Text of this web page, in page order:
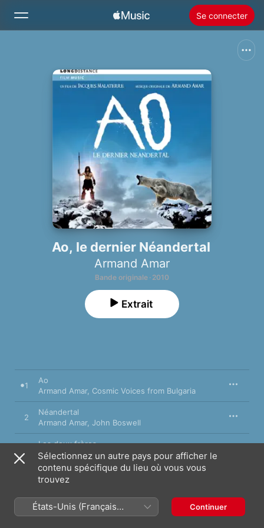
Se connecter
Accueil
Installer Apple Music
Ao, le dernier Néandertal
Armand Amar
Bande originale · 2010
Extrait
1
Ao
Armand Amar, Cosmic Voices from Bulgaria
2
Néandertal
Armand Amar, John Boswell
Les deux frères
Armand Amar,Levon Minassian
Le sacrifice
Ouama
Armand Amar
Gan Gao
Sélectionnez un autre pays pour afficher le
contenu spécifique du lieu où vous vous
trouvez
États-Unis (Français
France)
Continuer